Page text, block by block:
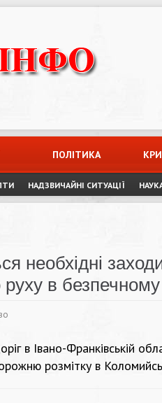
ПОЛІТИКА
НАДЗВИЧАЙНІ СИТУАЦІЇ
необхідні
руху в
в Івано-Франківській
розмітку в